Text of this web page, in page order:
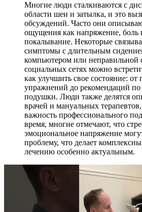
Многие люди сталкиваются с
области шеи и затылка, и это
обсуждений. Часто они
ощущения как напряжение, боль
покалывание. Некоторые
симптомы с длительным
компьютером или неправильной
социальных сетях можно
как улучшить свое состояние: от
упражнений до рекомендаций
подушки. Люди также делятся
врачей и мануальных
важность профессионального
время, многие отмечают, что
эмоциональное напряжение
проблему, что делает
лечению особенно актуальным.